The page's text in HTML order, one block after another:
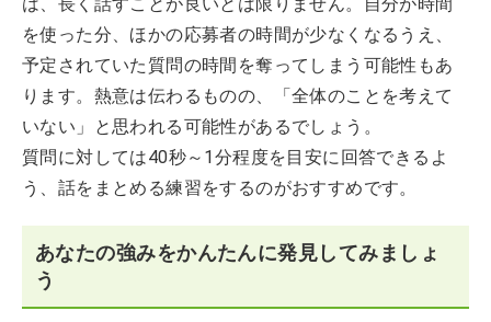
を使った分、ほかの応募者の時間が少なくなるうえ、
予定されていた質問の時間を奪ってしまう可能性もあ
ります。熱意は伝わるものの、「全体のことを考えて
いない」と思われる可能性があるでしょう。
質問に対しては40秒～1分程度を目安に回答できるよ
う、話をまとめる練習をするのがおすすめです。
あなたの強みをかんたんに発見してみましょ
う